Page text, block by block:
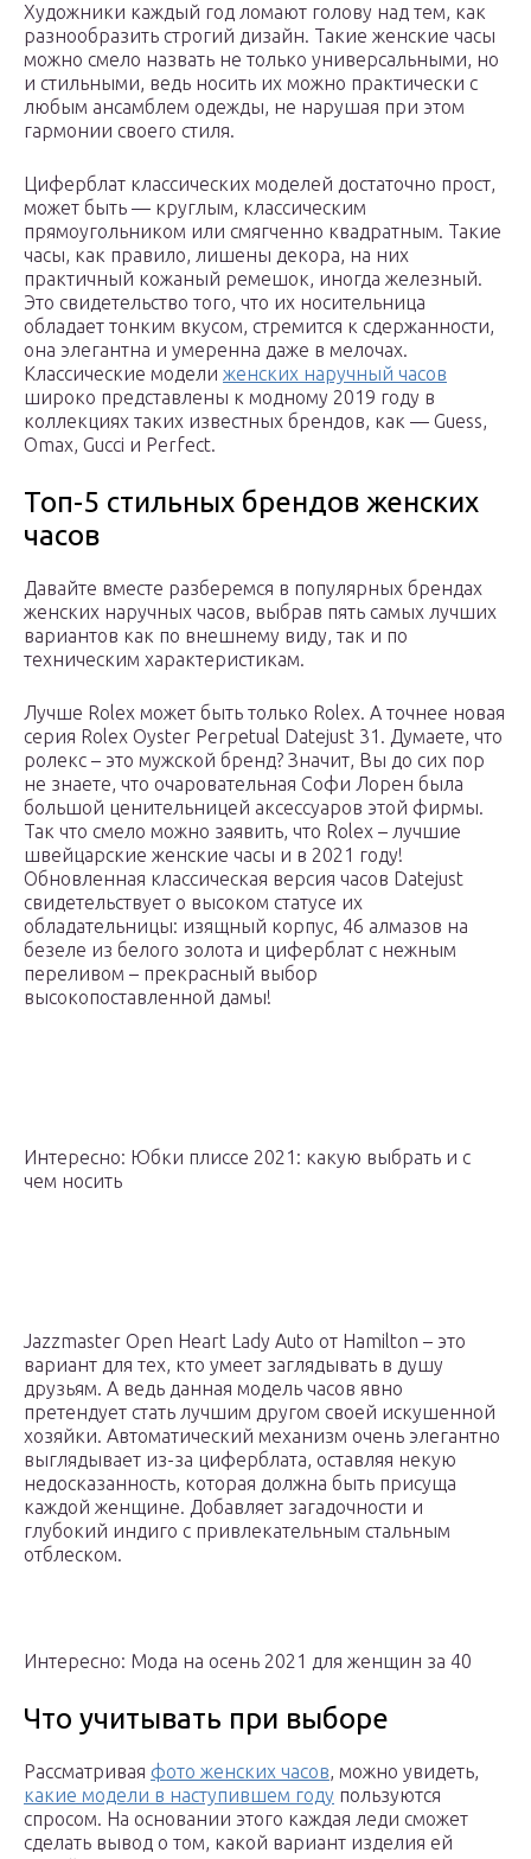
Художники каждый год ломают голову над тем, как
разнообразить строгий дизайн. Такие женские часы
можно смело назвать не только универсальными, но
и стильными, ведь носить их можно практически с
любым ансамблем одежды, не нарушая при этом
гармонии своего стиля.
Циферблат классических моделей достаточно прост,
может быть — круглым, классическим
прямоугольником или смягченно квадратным. Такие
часы, как правило, лишены декора, на них
практичный кожаный ремешок, иногда железный.
Это свидетельство того, что их носительница
обладает тонким вкусом, стремится к сдержанности,
она элегантна и умеренна даже в мелочах.
Классические модели женских наручный часов
широко представлены к модному 2019 году в
коллекциях таких известных брендов, как — Guess,
Omax, Gucci и Perfect.
Топ-5 стильных брендов женских
часов
Давайте вместе разберемся в популярных брендах
женских наручных часов, выбрав пять самых лучших
вариантов как по внешнему виду, так и по
техническим характеристикам.
Лучше Rolex может быть только Rolex. А точнее новая
серия Rolex Oyster Perpetual Datejust 31. Думаете, что
ролекс – это мужской бренд? Значит, Вы до сих пор
не знаете, что очаровательная Софи Лорен была
большой ценительницей аксессуаров этой фирмы.
Так что смело можно заявить, что Rolex – лучшие
швейцарские женские часы и в 2021 году!
Обновленная классическая версия часов Datejust
свидетельствует о высоком статусе их
обладательницы: изящный корпус, 46 алмазов на
безеле из белого золота и циферблат с нежным
переливом – прекрасный выбор
высокопоставленной дамы!
Интересно: Юбки плиссе 2021: какую выбрать и с
чем носить
Jazzmaster Open Heart Lady Auto от Hamilton – это
вариант для тех, кто умеет заглядывать в душу
друзьям. А ведь данная модель часов явно
претендует стать лучшим другом своей искушенной
хозяйки. Автоматический механизм очень элегантно
выглядывает из-за циферблата, оставляя некую
недосказанность, которая должна быть присуща
каждой женщине. Добавляет загадочности и
глубокий индиго с привлекательным стальным
отблеском.
Интересно: Мода на осень 2021 для женщин за 40
Что учитывать при выборе
Рассматривая фото женских часов, можно увидеть,
какие модели в наступившем году пользуются
спросом. На основании этого каждая леди сможет
сделать вывод о том, какой вариант изделия ей